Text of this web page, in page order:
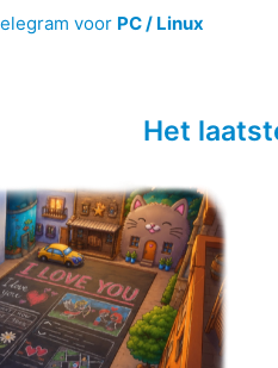
voor PC / Linux
Het